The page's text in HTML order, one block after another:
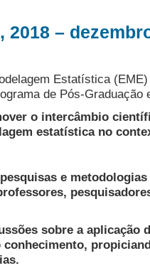
2018 –
Estatística
de Pós-Graduação
o intercâmbio
estatística no
e
sobre a aplicação
conhecimento,